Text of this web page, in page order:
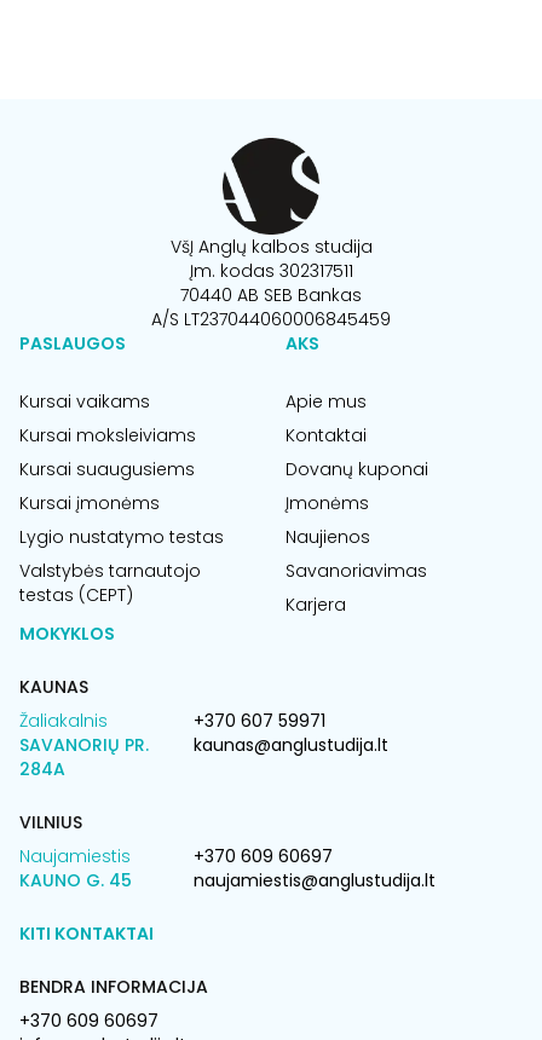
VšĮ Anglų kalbos studija
Įm. kodas 302317511
70440 AB SEB Bankas
A/S LT237044060006845459
PASLAUGOS
Kursai vaikams
Kursai moksleiviams
Kursai suaugusiems
Kursai įmonėms
Lygio nustatymo testas
Valstybės tarnautojo
testas (CEPT)
AKS
Apie mus
Kontaktai
Dovanų kuponai
Įmonėms
Naujienos
Savanoriavimas
Karjera
MOKYKLOS
KAUNAS
Žaliakalnis
SAVANORIŲ PR.
284A
+370 607 59971
kaunas@anglustudija.lt
VILNIUS
Naujamiestis
KAUNO G. 45
+370 609 60697
naujamiestis@anglustudija.lt
KITI KONTAKTAI
BENDRA INFORMACIJA
+370 609 60697